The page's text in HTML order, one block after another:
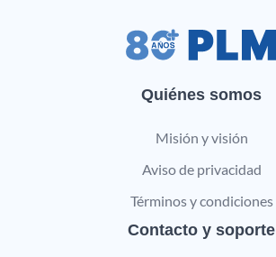
Quiénes somos
Misión y visión
Aviso de privacidad
Términos y condiciones
Contacto y soporte